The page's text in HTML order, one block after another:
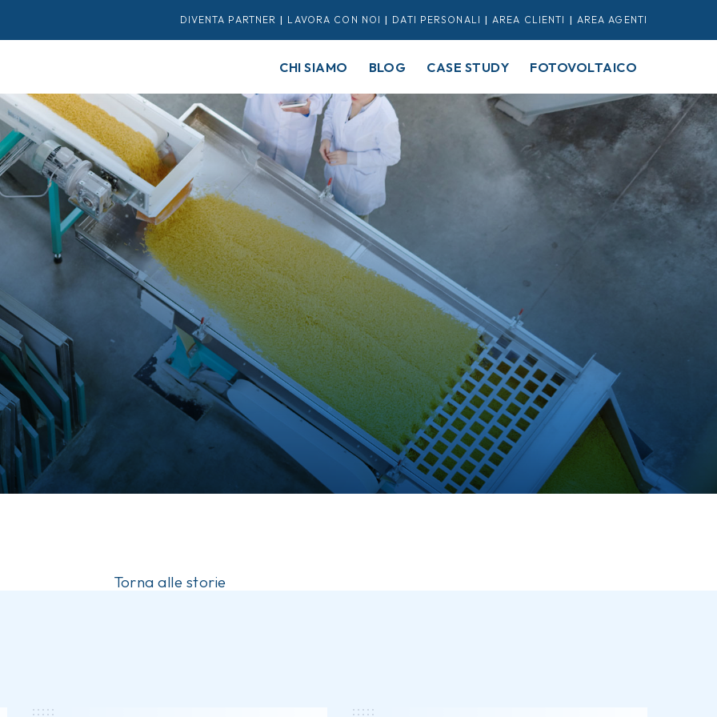
DIVENTA PARTNER | LAVORA CON NOI | DATI PERSONALI | AREA CLIENTI | AREA AGENTI
CHI SIAMO BLOG CASE STUDY FOTOVOLTAICO
Torna alle storie